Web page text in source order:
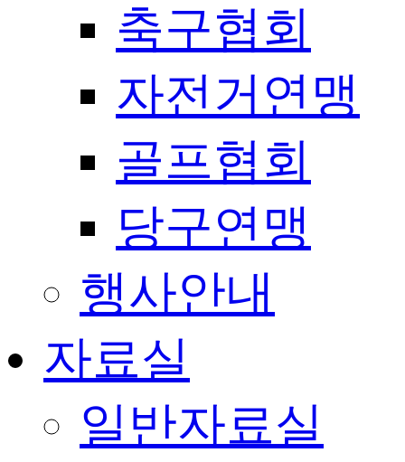
축구협회
자전거연맹
골프협회
당구연맹
행사안내
자료실
일반자료실